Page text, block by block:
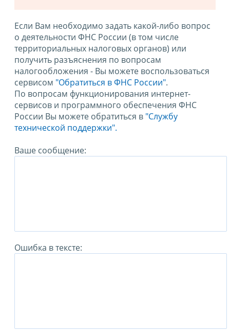
Если Вам необходимо задать какой-либо вопрос
о деятельности ФНС России (в том числе
территориальных налоговых органов) или
получить разъяснения по вопросам
налогообложения - Вы можете воспользоваться
сервисом "Обратиться в ФНС России".
По вопросам функционирования интернет-
сервисов и программного обеспечения ФНС
России Вы можете обратиться в "Службу
технической поддержки".
Ваше сообщение:
Ошибка в тексте: